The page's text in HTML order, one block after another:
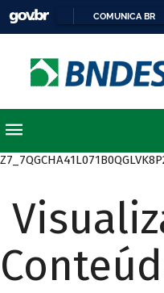
COMUNICA BR